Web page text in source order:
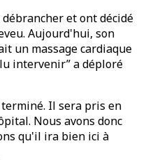
et ont décidé
Aujourd'hui, son
un massage cardiaque
intervenir” a déploré
Il sera pris en
Nous avons donc
qu'il ira bien ici à